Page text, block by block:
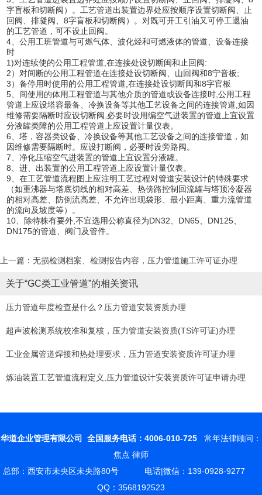
字盲板和切断阀）。工艺管道出装置边界处应按顺序设置切断阀、止
回阀、排凝阀、8字盲板和切断阀）。对既可开工引油又可停工退油
的工艺管道，可不设止回阀。
4、公用工班管道与可燃气体、波化烃和可燃液体的管道、设备连接
时
1)对连续使的公用工程管道,在连接处设切断闽和止回阀:
2）对间断的公用工程管道在连接处设切断阀、山回阀和8宁音板;
3）备停用时使用的公用工程管道,在连接处设切断闽和8字官板
5、间使用的体用工程管道与其他介质的管道或设备连接时,公用工程
管道上应设塔容最备、冷换设备等其他工艺设备之间的连接管道,如因
维修需要隔断时应设切断阀,必要时设用编空气进装置的管道上宜设置
分液罐类障的公用工程管道上应设置计量仪表。
6、塔，容器类设备、冷换设备等其他工艺设备之间的连接管道，如
因维修需要隔断时。应设打断阀，必要时设旁路阀。
7、净化压缩空气进装置的管道上宜设置分液罐。
8、进、出装置的公用工程管道上应设置计量仪表。
9、在工艺管道流程图上应注明工艺过程对管道安装设计的特殊要求
（如重沸器与塔底切线的相对高差、热傍路控制回流罐与塔顶冷凝器
的相对高差、防倒流高差、不允许出现袋形、最小距离、重力流管道
的流向及坡度等）。
10、除特株有要外,不宜选用公称直径为DN32、DN65、DN125、
DN175的管道、阀门及管件。
上一篇：无损检测档案、检测报告内容，压力管道施工许可证办理
关于“GC类工业管道”的相关资讯
压力管道年度检查是什么？压力管道安装资质办理
超声波检测系统校准和复核，压力管道安装资质(TS许可证)办理
工业金属管道焊接和热处理要求，压力管道安装资质许可证办理
炼油装置工艺管道流程定义,压力管道设计安装资质许可证申请办理
华道企业管理有限公司 全国服务电话：4006-010-725 常年法律顾问：
焦点 律师
总部：西安市未央区未央路80号 电话|微信：139-0928-9277
QQ：3568192523